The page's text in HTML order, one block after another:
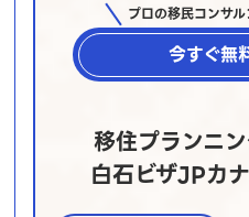
プロの移民コンサ
今すぐ無
移住プランニ
白石ビザJPカ